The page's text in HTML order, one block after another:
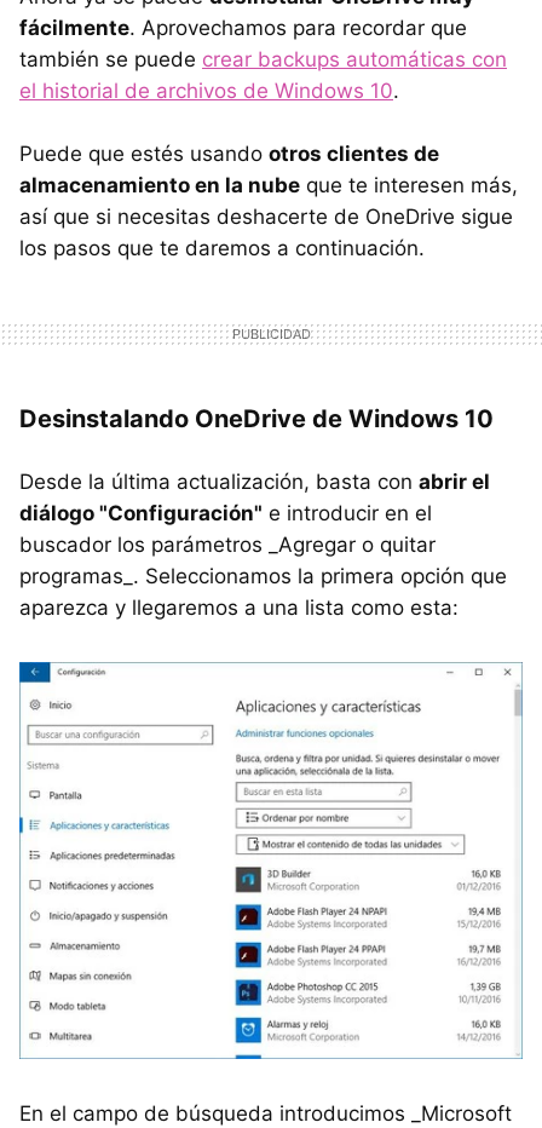
fácilmente. Aprovechamos para recordar que
también se puede crear backups automáticas con
el historial de archivos de Windows 10.
Puede que estés usando otros clientes de
almacenamiento en la nube que te interesen más,
así que si necesitas deshacerte de OneDrive sigue
los pasos que te daremos a continuación.
Desinstalando OneDrive de Windows 10
Desde la última actualización, basta con abrir el
diálogo "Configuración" e introducir en el
buscador los parámetros _Agregar o quitar
programas_. Seleccionamos la primera opción que
aparezca y llegaremos a una lista como esta:
En el campo de búsqueda introducimos _Microsoft